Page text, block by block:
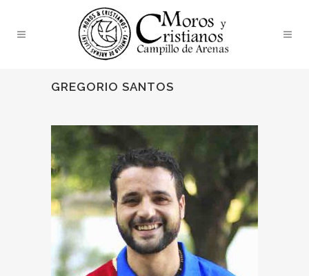
GREGORIO SANTOS